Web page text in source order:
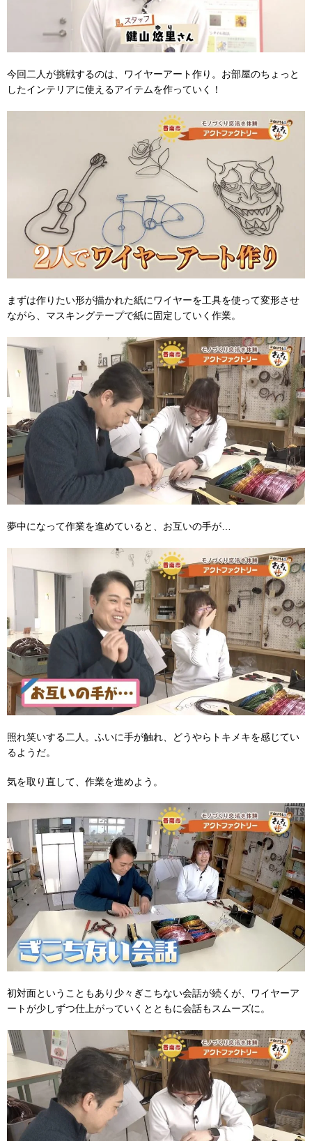
今回二人が挑戦するのは、ワイヤーアート作り。お部屋のちょっと
したインテリアに使えるアイテムを作っていく！
まずは作りたい形が描かれた紙にワイヤーを工具を使って変形させ
ながら、マスキングテープで紙に固定していく作業。
夢中になって作業を進めていると、お互いの手が…
照れ笑いする二人。ふいに手が触れ、どうやらトキメキを感じてい
るようだ。
気を取り直して、作業を進めよう。
初対面ということもあり少々ぎこちない会話が続くが、ワイヤーア
ートが少しずつ仕上がっていくとともに会話もスムーズに。